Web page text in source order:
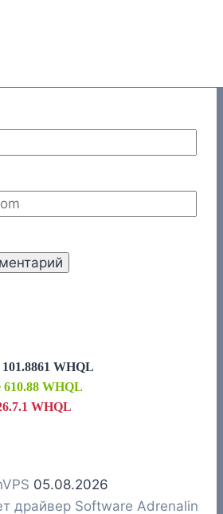
WHQL
WHQL
WHQL
05.08.2026
драйвер Software Adrenalin